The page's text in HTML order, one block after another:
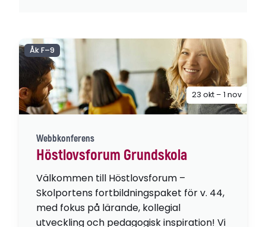
Webbkonferens
Höstlovsforum Grundskola
Välkommen till Höstlovsforum –
Skolportens fortbildningspaket för v. 44,
med fokus på lärande, kollegial
utveckling och pedagogisk inspiration! Vi
Åk F–9
23 okt – 1 nov